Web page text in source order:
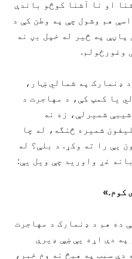
او نا آشنا کوڅو باندې
هم وشول چې په وطن کې د
په څیر له خپل بڼ نه
وغورځولم.
د ډنمارک په شمالي ښار،
یا کمپ کې، د مهاجرت د
شمیرلې، زه نه
شمیره څنگه، له چا
یې را ته وکړ. د بلې؟ له
غږ واورید چې ویل یې:
کوم.»
ده هم د ډنمارک د مهاجرت
په دې اړه یې ښې ډیرې
دې سبب په هیڅ نه وم خبر،